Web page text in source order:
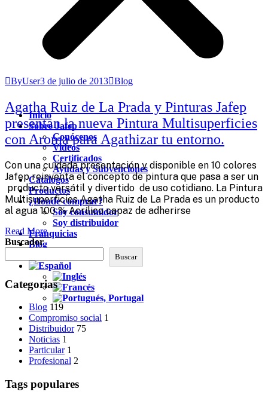
Inicio
Sobre Jafep
Conócenos
Videos
Certificados
Ayudas y Subvenciones
Catálogos
Productos
¿Dónde comprar?
Soy consumidor
Soy distribuidor
Franquicias
Blog
ByUser3 de julio de 2013 Blog
Agatha Ruiz de La Prada y Pinturas Jafep
presentan la nueva Pintura Multisuperficies
con Aroma para Agathizar tu entorno.
Con una cuidada presentación y disponible en 10 colores
Jafep reinventa el concepto de pintura que pasa a ser un
producto versátil y divertido de uso cotidiano. La Pintura
Multisuperficies Agatha Ruiz de La Prada es un producto
al agua 100 % Acrílico capaz de adherirse
Read More
Buscador
Buscar
Categorias
Blog 119
Compromiso social 1
Distribuidor 75
Noticias 1
Particular 1
Profesional 2
Tags populares